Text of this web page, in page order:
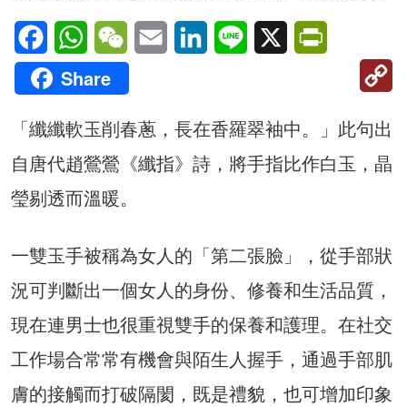
FacebookWhatsAppWeChatEmail LinkedInLine X
Share
「纖纖軟玉削春蔥，長在香羅翠袖中。」此句出
自唐代趙鶯鶯《纖指》詩，將手指比作白玉，晶
瑩剔透而溫暖。
一雙玉手被稱為女人的「第二張臉」，從手部狀
況可判斷出一個女人的身份、修養和生活品質，
現在連男士也很重視雙手的保養和護理。在社交
工作場合常常有機會與陌生人握手，通過手部肌
膚的接觸而打破隔閡，既是禮貌，也可增加印象